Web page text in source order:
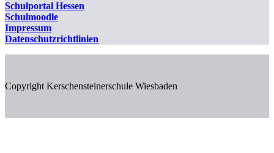
Schulportal Hessen
Schulmoodle
Impressum
Datenschutzrichtlinien
Copyright Kerschensteinerschule Wiesbaden